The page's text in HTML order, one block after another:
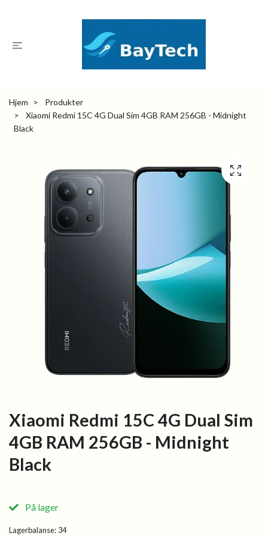
Hjem
Produkter
Xiaomi Redmi 15C 4G Dual Sim 4GB RAM 256GB - Midnight
Black
Xiaomi Redmi 15C 4G Dual Sim
4GB RAM 256GB - Midnight
Black
På lager
Lagerbalanse: 34